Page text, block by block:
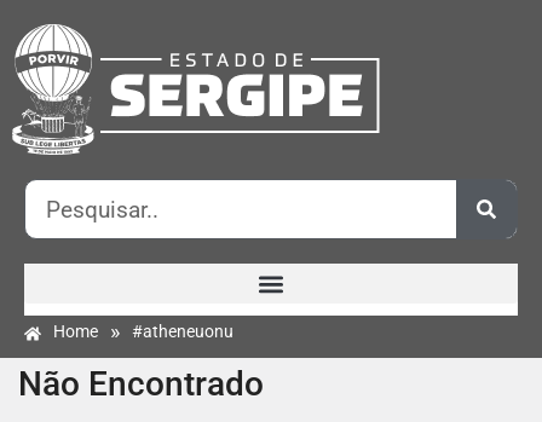
Home » #atheneuonu
Não Encontrado